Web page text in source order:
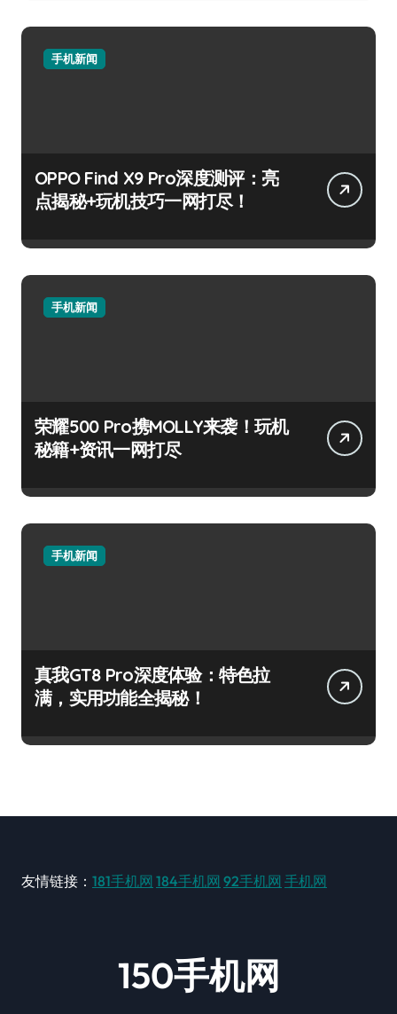
手机新闻
OPPO Find X9 Pro深度测评：亮
点揭秘+玩机技巧一网打尽！
手机新闻
荣耀500 Pro携MOLLY来袭！玩机
秘籍+资讯一网打尽
手机新闻
真我GT8 Pro深度体验：特色拉
满，实用功能全揭秘！
友情链接： 181手机网 184手机网 92手机网 手机网
150手机网